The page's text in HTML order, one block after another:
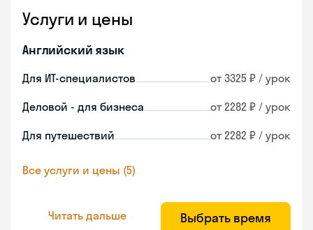
Услуги и цены
Английский язык
Для ИТ-специалистов от 3325 ₽ / урок
Деловой - для бизнеса от 2282 ₽ / урок
Для путешествий от 2282 ₽ / урок
Все услуги и цены (5)
Читать дальше Выбрать время